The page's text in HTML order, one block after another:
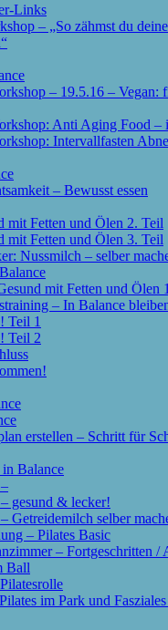
Links
– „So zähmst du
– 19.5.16 – Vegan:
Anti Aging Food –
Intervallfasten
– Bewusst essen
mit Fetten und Ölen 2. Teil
mit Fetten und Ölen 3. Teil
Nussmilch – selber
mit Fetten und Ölen
– In Balance
Teil 1
Teil 2
erstellen – Schritt für
Balance
gesund & lecker!
Getreidemilch selber
– Pilates Basic
– Fortgeschritten /
Ball
im Park und